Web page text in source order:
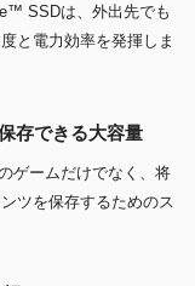
SSDは、外出先でも
と電力効率を発揮しま
存できる大容量
ゲームだけでなく、将
ツを保存するためのス